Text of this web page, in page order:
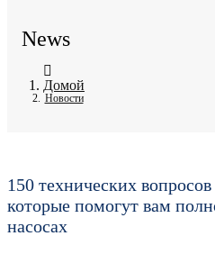
News
Домой
Новости
150 технических
которые помогут вам
насосах